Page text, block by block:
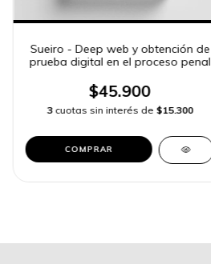
Sueiro - Deep web y obtención de
prueba digital en el proceso penal
$45.900
3 cuotas sin interés de $15.300
COMPRAR